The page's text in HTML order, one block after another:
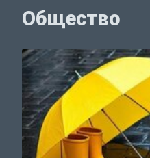
Общество